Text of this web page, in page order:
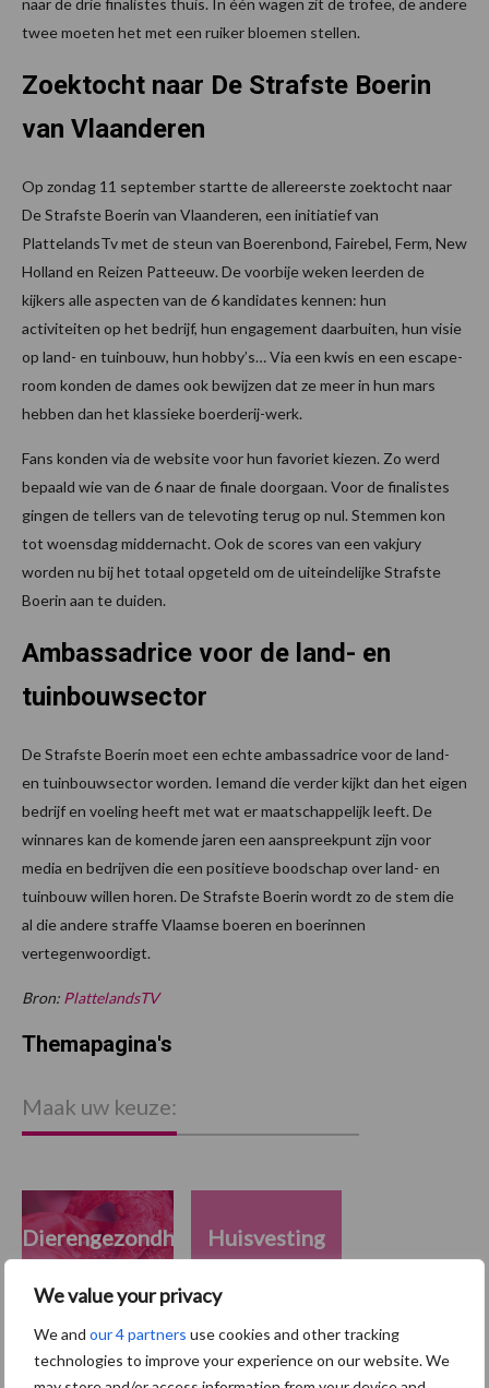
We value your privacy
We and our 4 partners use cookies and other tracking
technologies to improve your experience on our website. We
naar de drie finalistes thuis. In één wagen zit de trofee, de andere
twee moeten het met een ruiker bloemen stellen.
Zoektocht naar De Strafste Boerin
van Vlaanderen
Op zondag 11 september startte de allereerste zoektocht naar
De Strafste Boerin van Vlaanderen, een initiatief van
PlattelandsTv met de steun van Boerenbond, Fairebel, Ferm, New
Holland en Reizen Patteeuw. De voorbije weken leerden de
kijkers alle aspecten van de 6 kandidates kennen: hun
activiteiten op het bedrijf, hun engagement daarbuiten, hun visie
op land- en tuinbouw, hun hobby’s… Via een kwis en een escape-
room konden de dames ook bewijzen dat ze meer in hun mars
hebben dan het klassieke boerderij-werk.
Fans konden via de website voor hun favoriet kiezen. Zo werd
bepaald wie van de 6 naar de finale doorgaan. Voor de finalistes
gingen de tellers van de televoting terug op nul. Stemmen kon
tot woensdag middernacht. Ook de scores van een vakjury
worden nu bij het totaal opgeteld om de uiteindelijke Strafste
Boerin aan te duiden.
Ambassadrice voor de land- en
tuinbouwsector
De Strafste Boerin moet een echte ambassadrice voor de land-
en tuinbouwsector worden. Iemand die verder kijkt dan het eigen
bedrijf en voeling heeft met wat er maatschappelijk leeft. De
winnares kan de komende jaren een aanspreekpunt zijn voor
media en bedrijven die een positieve boodschap over land- en
tuinbouw willen horen. De Strafste Boerin wordt zo de stem die
al die andere straffe Vlaamse boeren en boerinnen
vertegenwoordigt.
Bron: PlattelandsTV
Themapagina's
Maak uw keuze:
Dierengezondheid Huisvesting
Toon meer